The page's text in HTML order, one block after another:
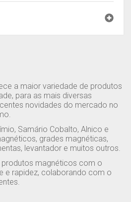
a maior variedade de produtos
para as mais diversas
novidades do mercado no
Samário Cobalto, Alnico e
grades magnéticas,
levantador e muitos outros.
magnéticos com o
e rapidez, colaborando com o